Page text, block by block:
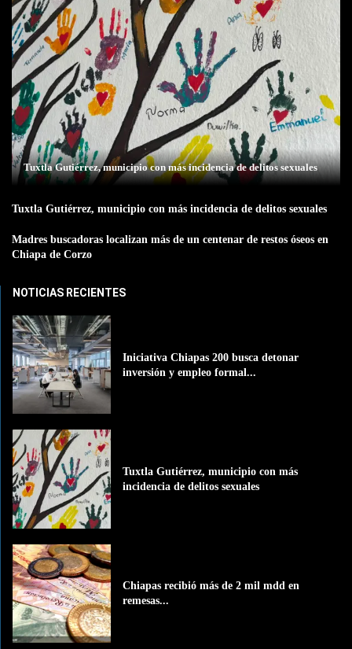
Tuxtla Gutiérrez, municipio con más incidencia de delitos sexuales
Tuxtla Gutiérrez, municipio con más incidencia de delitos sexuales
Madres buscadoras localizan más de un centenar de restos óseos en
Chiapa de Corzo
NOTICIAS RECIENTES
Iniciativa Chiapas 200 busca detonar
inversión y empleo formal...
Tuxtla Gutiérrez, municipio con más
incidencia de delitos sexuales
Chiapas recibió más de 2 mil mdd en
remesas...